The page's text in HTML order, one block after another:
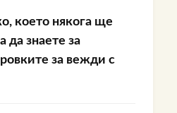
което някога ще
да знаете за
за вежди с